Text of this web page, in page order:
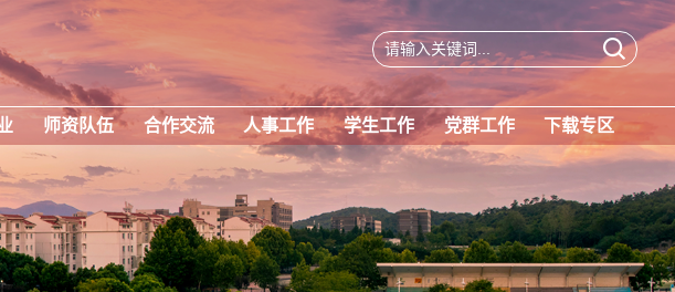
师资队伍 合作交流 人事工作 学生工作 党群工作 下载专区